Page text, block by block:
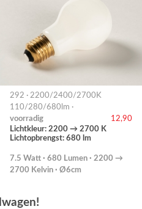
292 · 2200/2400/2700K
110/280/680lm ·
voorradig
12,90
Lichtkleur: 2200 → 2700 K
Lichtopbrengst: 680 lm
7.5 Watt · 680 Lumen · 2200 →
2700 Kelvin · Ø6cm